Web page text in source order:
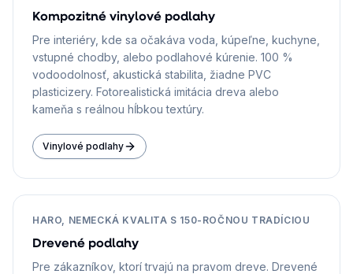
Kompozitné vinylové podlahy
Pre interiéry, kde sa očakáva voda, kúpeľne, kuchyne,
vstupné chodby, alebo podlahové kúrenie. 100 %
vodoodolnosť, akustická stabilita, žiadne PVC
plasticizery. Fotorealistická imitácia dreva alebo
kameňa s reálnou hĺbkou textúry.
Vinylové podlahy
HARO, NEMECKÁ KVALITA S 150-ROČNOU TRADÍCIOU
Drevené podlahy
Pre zákazníkov, ktorí trvajú na pravom dreve. Drevené